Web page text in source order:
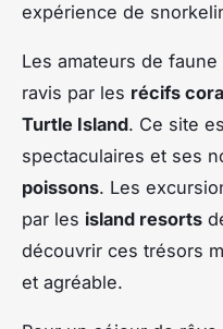
expérience de
Les amateurs de
ravis par les récifs
Turtle Island. Ce site
spectaculaires et ses
poissons. Les
par les island resorts
découvrir ces trésors
et agréable.